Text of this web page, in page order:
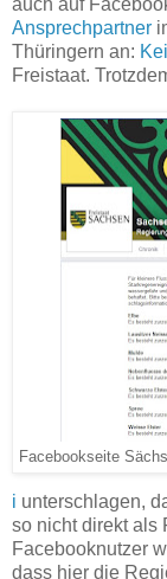
auch auf
Ansprechpartner
Thüringern an:
Freistaat.
Facebookseite
i unterschlagen,
so nicht direkt als
Facebooknutzer
dass hier die